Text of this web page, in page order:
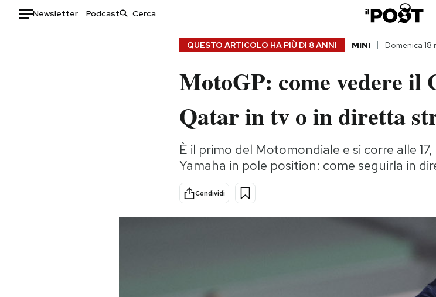
Newsletter Podcast
Consumismi
Storie/Idee
Ok Boomer!
Altrecose
QUESTO ARTICOLO HA PIÙ DI 8 ANNI MINI Domenica 18
MotoGP: come vedere il
Qatar in tv o in diretta
È il primo del Motomondiale e si corre alle
Yamaha in pole position: come seguirla in
Condividi